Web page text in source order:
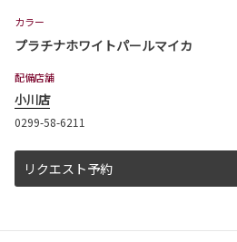
2026-07-01
プリウス 一部改良
プリウスは茨城トヨタから。
詳しくはこちら
2026-06-18
ハイエース ワゴンが一部改良となりました。
カラー
プラチナホワイトパールマイカ
配備店舗
小川店
0299-58-6211
リクエスト予約